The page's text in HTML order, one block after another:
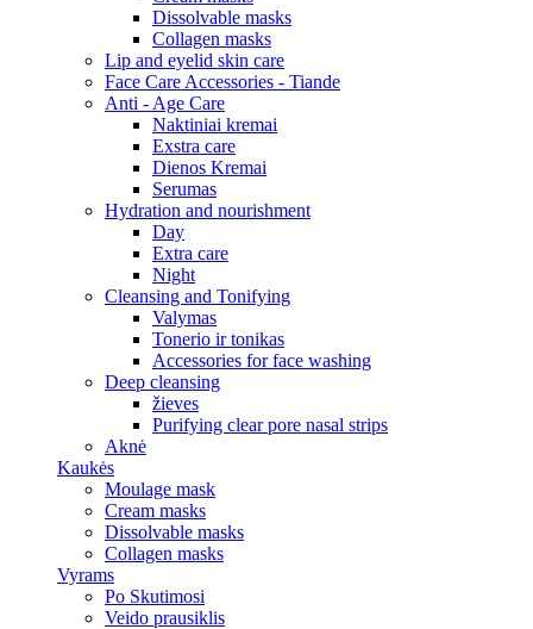
Dissolvable masks
Collagen masks
Lip and eyelid skin care
Face Care Accessories - Tiande
Anti - Age Care
Naktiniai kremai
Exstra care
Dienos Kremai
Serumas
Hydration and nourishment
Day
Extra care
Night
Cleansing and Tonifying
Valymas
Tonerio ir tonikas
Accessories for face washing
Deep cleansing
žieves
Purifying clear pore nasal strips
Aknė
Kaukės
Moulage mask
Cream masks
Dissolvable masks
Collagen masks
Vyrams
Po Skutimosi
Veido prausiklis